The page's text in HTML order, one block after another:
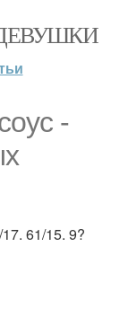
-
61/15. 9?